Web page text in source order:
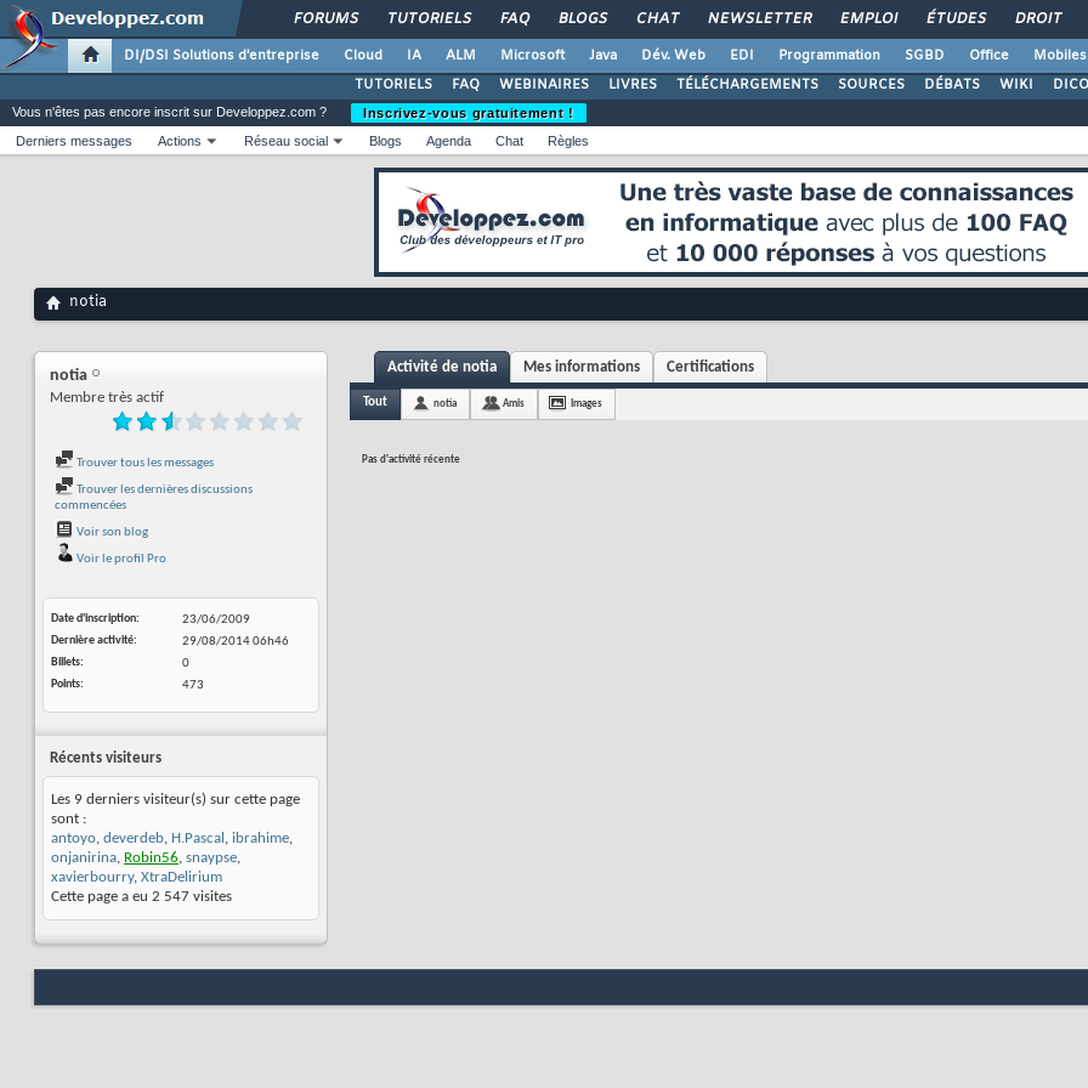
FORUMS TUTORIELS FAQ BLOGS CHAT NEWSLETTER EMPLOI ÉTUDES DROIT
DI/DSI Solutions d'entreprise Cloud IA ALM Microsoft Java Dév. Web EDI Programmation SGBD Office Mobiles
TUTORIELS
FAQ WEBINAIRES LIVRES TÉLÉCHARGEMENTS SOURCES DÉBATS WIKI DICO
Vous n'êtes pas encore inscrit sur Developpez.com ?
Inscrivez-vous gratuitement !
Derniers messages
Actions Réseau social Blogs Agenda Chat Règles
notia
notia
Membre très actif
Trouver tous les messages
Trouver les dernières discussions
commencées
Voir son blog
Voir le profil Pro
Date d'inscription
23/06/2009
Dernière activité
29/08/201406h46
Billets
0
Points
473
Récents visiteurs
Les 9 derniers visiteur(s) sur cette page
sont :
antoyo, deverdeb, H.Pascal , ibrahime,
onjanirina, Robin56, snaypse,
xavierbourry, XtraDelirium
Cette page a eu 2 547 visites
Activité de notia Mes informations Certifications
Tout notia Amis Images
Pas d'activité récente